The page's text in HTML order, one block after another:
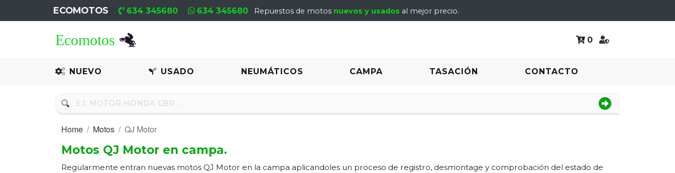
ECOMOTOS 634 345680 634 345680 Repuestos de motos nuevos y usados al mejor precio.
0
NUEVO USADO NEUMÁTICOS CAMPA TASACIÓN CONTACTO
Recambio
Recambio
Neumáticos
Home Motos QJ Motor
Motos QJ Motor en campa.
Regularmente entran nuevas motos QJ Motor en la campa aplicandoles un proceso de registro, desmontage y comprobación del estado de